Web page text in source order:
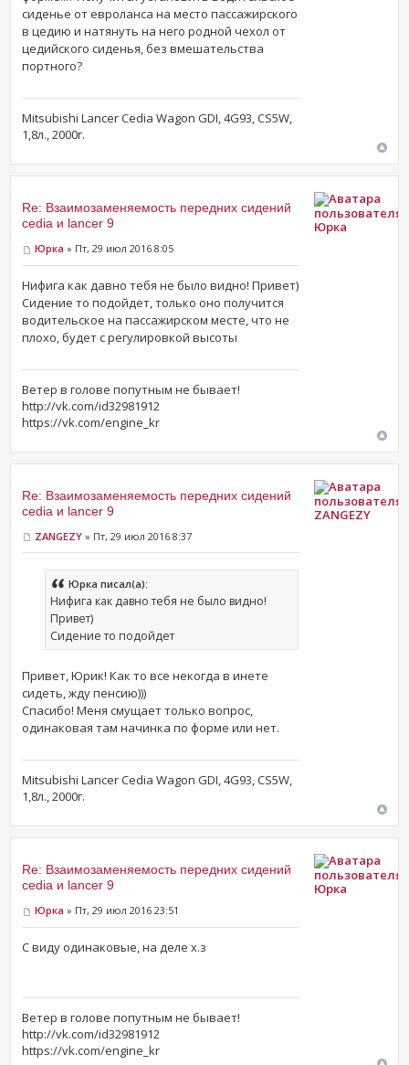
сиденье от евроланса на место пассажирского
в цедию и натянуть на него родной чехол от
цедийского сиденья, без вмешательства
портного?
Mitsubishi Lancer Cedia Wagon GDI, 4G93, CS5W,
1,8л., 2000г.
Re: Взаимозаменяемость передних сидений
cedia и lancer 9
Юрка » Пт, 29 июл 2016 8:05
Нифига как давно тебя не было видно! Привет)
Сидение то подойдет, только оно получится
водительское на пассажирском месте, что не
плохо, будет с регулировкой высоты
Ветер в голове попутным не бывает!
http://vk.com/id32981912
https://vk.com/engine_kr
Юрка
Re: Взаимозаменяемость передних сидений
cedia и lancer 9
ZANGEZY » Пт, 29 июл 2016 8:37
Юрка писал(а):
Нифига как давно тебя не было видно!
Привет)
Сидение то подойдет
Привет, Юрик! Как то все некогда в инете
сидеть, жду пенсию)))
Спасибо! Меня смущает только вопрос,
одинаковая там начинка по форме или нет.
Mitsubishi Lancer Cedia Wagon GDI, 4G93, CS5W,
1,8л., 2000г.
ZANGEZY
Re: Взаимозаменяемость передних сидений
cedia и lancer 9
Юрка » Пт, 29 июл 2016 23:51
С виду одинаковые, на деле х.з
Ветер в голове попутным не бывает!
http://vk.com/id32981912
https://vk.com/engine_kr
Юрка